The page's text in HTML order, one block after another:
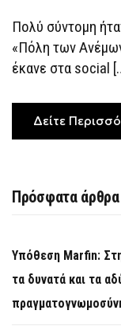
Πολύ σύντομη
«Πόλη των
έκανε στα social
Δείτε
Πρόσφατα άρθρα
Υπόθεση Marfin:
τα δυνατά και τα